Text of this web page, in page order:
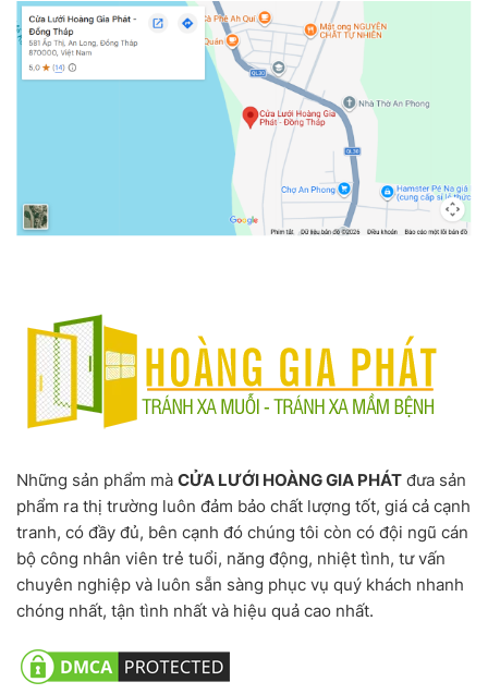
Những sản phẩm mà CỬA LƯỚI HOÀNG GIA PHÁT đưa sản
phẩm ra thị trường luôn đảm bảo chất lượng tốt, giá cả cạnh
tranh, có đầy đủ, bên cạnh đó chúng tôi còn có đội ngũ cán
bộ công nhân viên trẻ tuổi, năng động, nhiệt tình, tư vấn
chuyên nghiệp và luôn sẵn sàng phục vụ quý khách nhanh
chóng nhất, tận tình nhất và hiệu quả cao nhất.